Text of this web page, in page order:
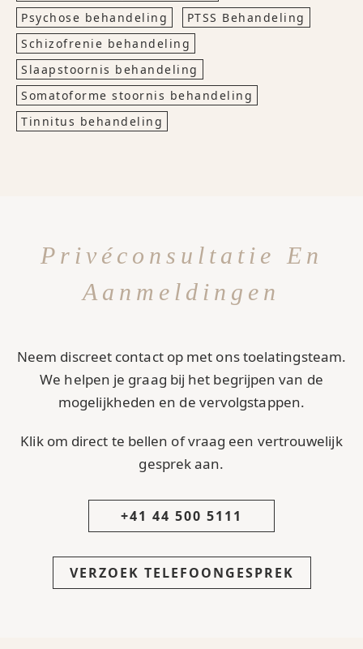
Psychose behandeling
PTSS Behandeling
Schizofrenie behandeling
Slaapstoornis behandeling
Somatoforme stoornis behandeling
Tinnitus behandeling
Privéconsultatie En
Aanmeldingen
Neem discreet contact op met ons toelatingsteam.
We helpen je graag bij het begrijpen van de
mogelijkheden en de vervolgstappen.
Klik om direct te bellen of vraag een vertrouwelijk
gesprek aan.
+41 44 500 5111
VERZOEK TELEFOONGESPREK